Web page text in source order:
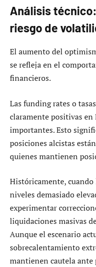
Análisis
riesgo de
El aumento del
se refleja en el
financieros.
Las funding rates o
claramente positivas
importantes. Esto
posiciones alcistas
quienes mantienen
Históricamente,
niveles demasiado
experimentar
liquidaciones masivas
Aunque el escenario
sobrecalentamiento
mantienen cautela